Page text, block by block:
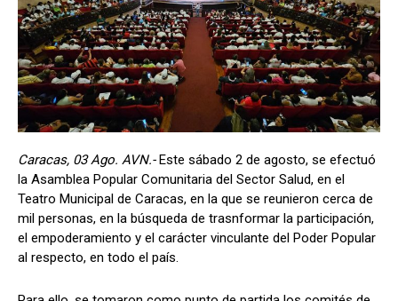
Caracas, 03 Ago. AVN.- Este sábado 2 de agosto, se efectuó
la Asamblea Popular Comunitaria del Sector Salud, en el
Teatro Municipal de Caracas, en la que se reunieron cerca de
mil personas, en la búsqueda de trasnformar la participación,
el empoderamiento y el carácter vinculante del Poder Popular
al respecto, en todo el país.